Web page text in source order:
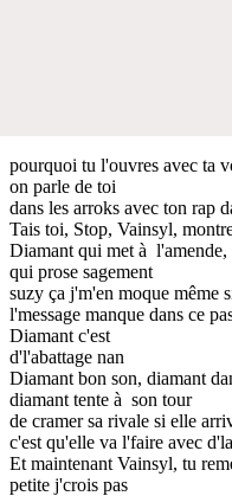
pourquoi tu l'ouvres avec ta
on parle de toi
dans les arroks avec ton rap
Tais toi, Stop, Vainsyl,
Diamant qui met à
qui prose sagement
suzy ça j'm'en moque même
l'message manque dans ce
Diamant c'est
d'l'abattage nan
Diamant bon son, diamant
diamant tente à son tour
de cramer sa rivale si elle
c'est qu'elle va l'faire avec
Et maintenant Vainsyl, tu
petite j'crois pas